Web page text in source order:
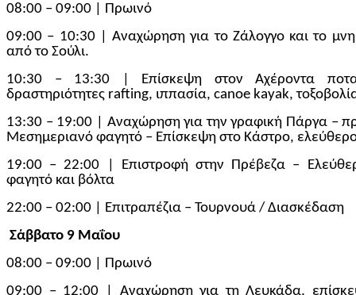
08:00 – 09:00 | Πρωινό
09:00 – 10:30 | Αναχώρηση για το Ζάλογγο και το
από το Σούλι.
10:30 – 13:30 | Επίσκεψη στον Αχέροντα
δραστηριότητες rafting, ιππασία, canoe kayak,
13:30 – 19:00 | Αναχώρηση για την γραφική Πάργα –
Μεσημεριανό φαγητό – Επίσκεψη στο Κάστρο,
19:00 – 22:00 | Επιστροφή στην Πρέβεζα –
φαγητό και βόλτα
22:00 – 02:00 | Επιτραπέζια – Τουρνουά / Διασκέδαση
Σάββατο 9 Μαΐου
08:00 – 09:00 | Πρωινό
09:00 – 12:00 | Αναχώρηση για τη Λευκάδα,